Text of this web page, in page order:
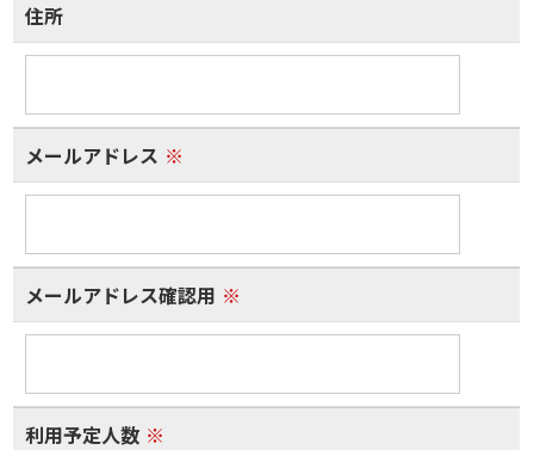
住所
メールアドレス ※
メールアドレス確認用 ※
利用予定人数 ※